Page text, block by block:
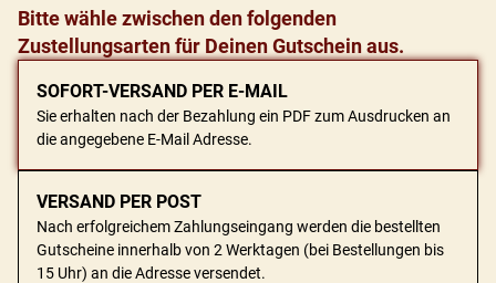
Bitte wähle zwischen den folgenden
Zustellungsarten für Deinen Gutschein aus.
SOFORT-VERSAND PER E-MAIL
Sie erhalten nach der Bezahlung ein PDF zum Ausdrucken an
die angegebene E-Mail Adresse.
VERSAND PER POST
Nach erfolgreichem Zahlungseingang werden die bestellten
Gutscheine innerhalb von 2 Werktagen (bei Bestellungen bis
15 Uhr) an die Adresse versendet.